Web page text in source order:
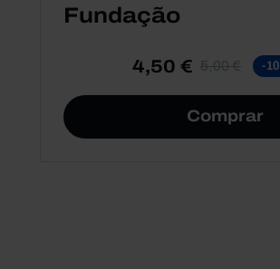
Fundação
4,50 € 5,00 € -
Comprar